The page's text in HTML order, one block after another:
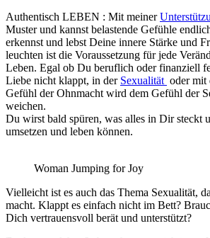
Authentisch LEBEN : Mit meiner
Muster und kannst belastende Gefühle
erkennst und lebst Deine innere Stärke und
leuchten ist die Voraussetzung für jede
Leben. Egal ob Du beruflich oder finanziell
Liebe nicht klappt, in der Sexualität oder mit
Gefühl der Ohnmacht wird dem Gefühl der
weichen.
Du wirst bald spüren, was alles in Dir steckt
umsetzen und leben können.
Woman Jumping for Joy
Vielleicht ist es auch das Thema Sexualität,
macht. Klappt es einfach nicht im Bett?
Dich vertrauensvoll berät und unterstützt?